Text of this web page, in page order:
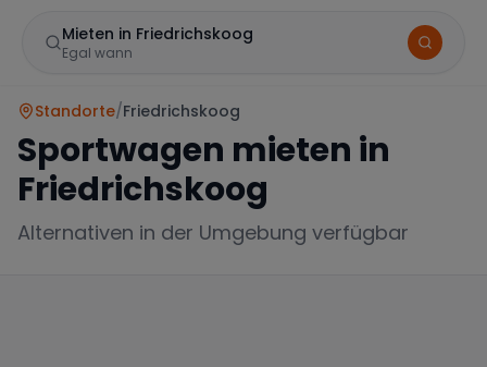
Mieten in Friedrichskoog
Egal wann
Standorte/Friedrichskoog
Sportwagen mieten in
Friedrichskoog
Alternativen in der Umgebung verfügbar